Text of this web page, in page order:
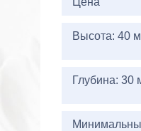
Высота: 40
Глубина: 30